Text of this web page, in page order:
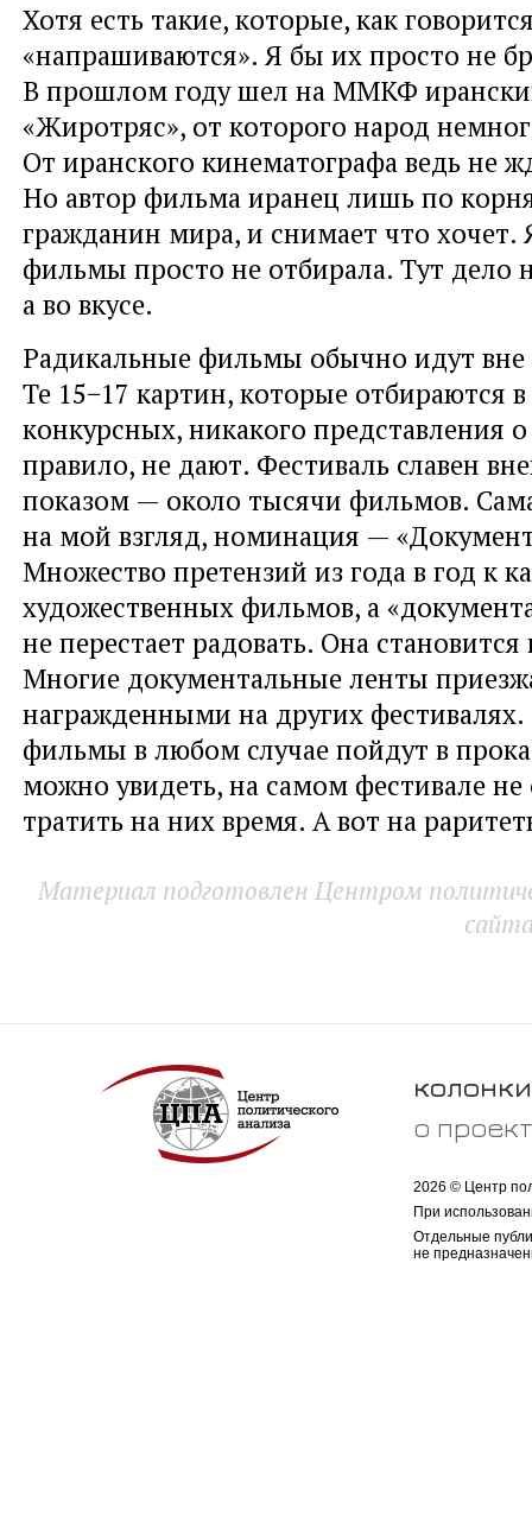
Хотя есть такие, которые, как
«напрашиваются». Я бы их просто не
В прошлом году шел на ММКФ
«Жиротряс», от которого народ
От иранского кинематографа ведь не
Но автор фильма иранец лишь по
гражданин мира, и снимает что хочет.
фильмы просто не отбирала. Тут дело
а во вкусе.
Радикальные фильмы обычно идут вне
Те 15−17 картин, которые отбираются в
конкурсных, никакого представления
правило, не дают. Фестиваль славен
показом — около тысячи фильмов.
на мой взгляд, номинация —
Множество претензий из года в год к
художественных фильмов, а
не перестает радовать. Она становится
Многие документальные ленты
награжденными на других
фильмы в любом случае пойдут в
можно увидеть, на самом фестивале не
тратить на них время. А вот на
Материал подготовлен Центром
колонки
о
2026 © Центр
При
Отдельные
не